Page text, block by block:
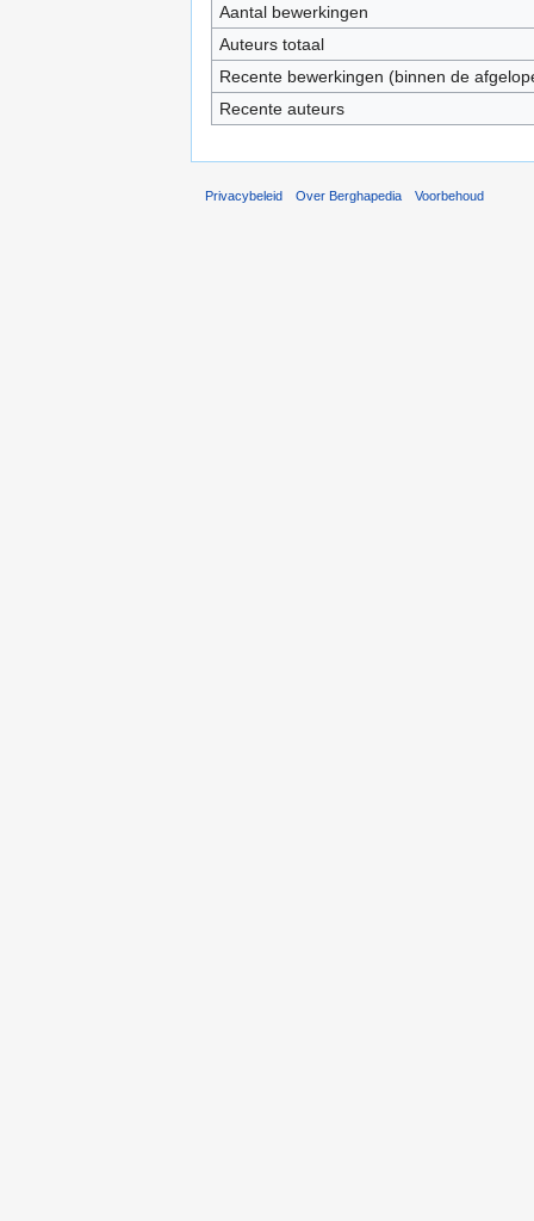
Aantal bewerkingen
Auteurs totaal
Recente bewerkingen (binnen de
Recente auteurs
Privacybeleid Over Berghapedia Voorbehoud